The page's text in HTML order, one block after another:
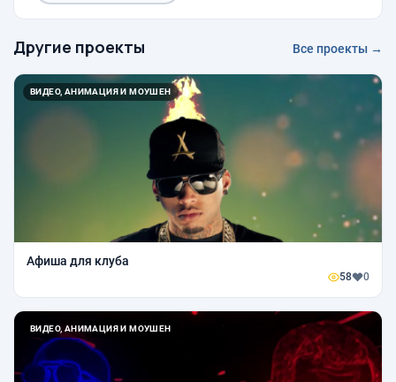
Другие проекты Все проекты →
ВИДЕО, АНИМАЦИЯ И МОУШЕН
Афиша для клуба
58 0
ВИДЕО, АНИМАЦИЯ И МОУШЕН